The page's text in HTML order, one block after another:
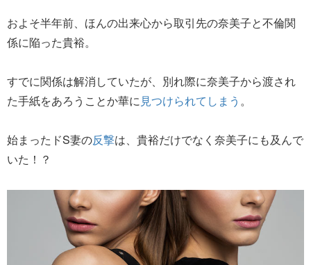
およそ半年前、ほんの出来心から取引先の奈美子と不倫関
係に陥った貴裕。
すでに関係は解消していたが、別れ際に奈美子から渡され
た手紙をあろうことか華に 見つけられてしまう 。
始まったドS妻の反撃は、貴裕だけでなく奈美子にも及んで
いた！？